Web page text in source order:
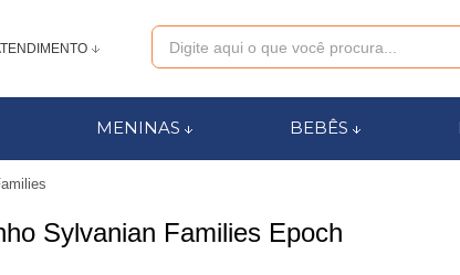
MENINAS BEBÊS
Sylvanian Families Epoch